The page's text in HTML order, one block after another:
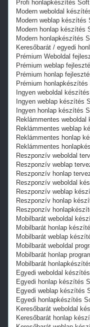
Profi honlapkészítés
Modern weboldal
Modern weblap
Modern honlap készítés
Modern honlapkészítés
Keresőbarát / egyedi
Prémium Weboldal
Prémium weblap
Prémium honlap
Prémium
Ingyen weboldal
Ingyen weblap készítés
Ingyen honlap készítés
Reklámmentes
Reklámmentes weblap
Reklámmentes honlap
Reklámmentes
Reszponzív weboldal
Reszponzív weblap
Reszponzív honlap
Reszponzív weboldal
Reszponzív weblap
Reszponzív honlap
Reszponzív
Mobilbarát weboldal
Mobilbarát honlap
Mobilbarát weblap
Mobilbarát weboldal
Mobilbarát honlap
Mobilbarát
Egyedi weboldal
Egyedi honlap készítés
Egyedi weblap készítés
Egyedi honlapkészítés
Keresőbarát weboldal
Keresőbarát honlap